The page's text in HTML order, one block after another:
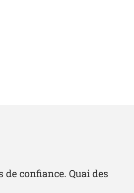
confiance. Quai des